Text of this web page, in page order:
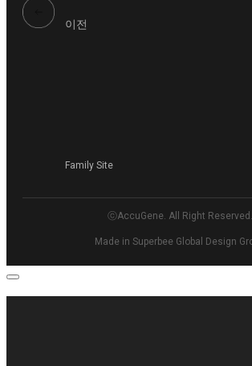
이전
Family Site
ⓒAccuGene. All Right Reserved.
Made in Superbee Global Design